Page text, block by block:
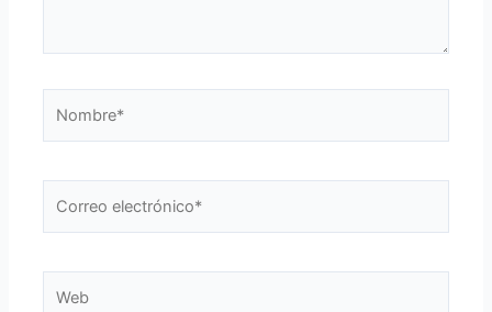
electrónico*